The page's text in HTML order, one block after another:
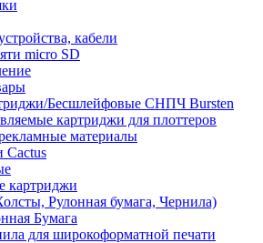
кабели
micro SD
Бесшлейфовые СНПЧ Bursten
картриджи для плоттеров
материалы
Cactus
картриджи
Рулонная бумага, Чернила)
Бумага
для широкоформатной печати